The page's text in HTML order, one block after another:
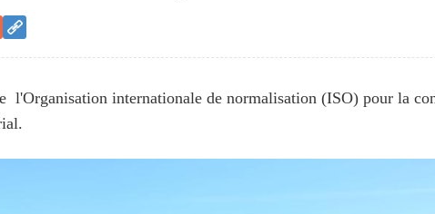
l'Organisation internationale de normalisation (ISO) pour la